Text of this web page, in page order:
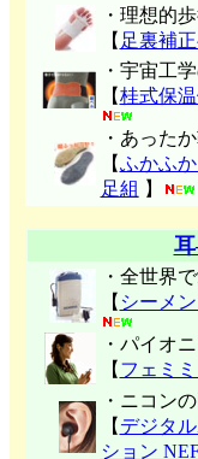
・理想的
【 足裏補
・宇宙工
【桂式保
・あった
【ふかふ
足組 】
・全世界
【 シーメ
・パイオ
【 フェミ
・ニコン
【 デジタ
ション